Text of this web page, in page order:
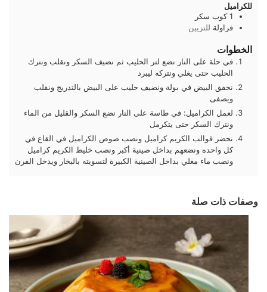
للكراميل
1 كوب سكر
فراولة للتزيين
الخطوات
في حلة على النار نضع لتر الحليب ثم نضيف السكر ونقلب ونترك
الحليب حتى يغلي ونتركه ليبرد
نخفق البيض في بولة ونضيف حليب على البيض بالتدريج ونقلب
ويصفى
لعمل الكراميل: في طاسة على النار نضع السكر والقليل من الماء
ونترك السكر حتى يتكرمل
نحضر قوالب الكريم كراميل ونصب صوص الكراميل في القاع في
كل واحده ونضعهم بداخل صينية أكبر ونصب خليط الكريم كراميل
ونصب ماء مغلي بداخل الصينية الكبيرة لتسويته بالبخار ويدخل الفرن
وصفات ذات صلة